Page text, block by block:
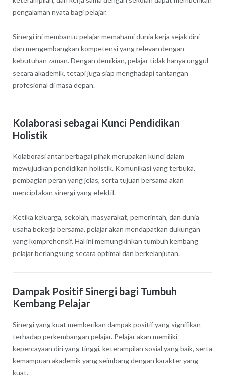
pengalaman nyata bagi pelajar.
Sinergi ini membantu pelajar memahami dunia kerja sejak dini
dan mengembangkan kompetensi yang relevan dengan
kebutuhan zaman. Dengan demikian, pelajar tidak hanya unggul
secara akademik, tetapi juga siap menghadapi tantangan
profesional di masa depan.
Kolaborasi sebagai Kunci Pendidikan
Holistik
Kolaborasi antar berbagai pihak merupakan kunci dalam
mewujudkan pendidikan holistik. Komunikasi yang terbuka,
pembagian peran yang jelas, serta tujuan bersama akan
menciptakan sinergi yang efektif.
Ketika keluarga, sekolah, masyarakat, pemerintah, dan dunia
usaha bekerja bersama, pelajar akan mendapatkan dukungan
yang komprehensif. Hal ini memungkinkan tumbuh kembang
pelajar berlangsung secara optimal dan berkelanjutan.
Dampak Positif Sinergi bagi Tumbuh
Kembang Pelajar
Sinergi yang kuat memberikan dampak positif yang signifikan
terhadap perkembangan pelajar. Pelajar akan memiliki
kepercayaan diri yang tinggi, keterampilan sosial yang baik, serta
kemampuan akademik yang seimbang dengan karakter yang
kuat.